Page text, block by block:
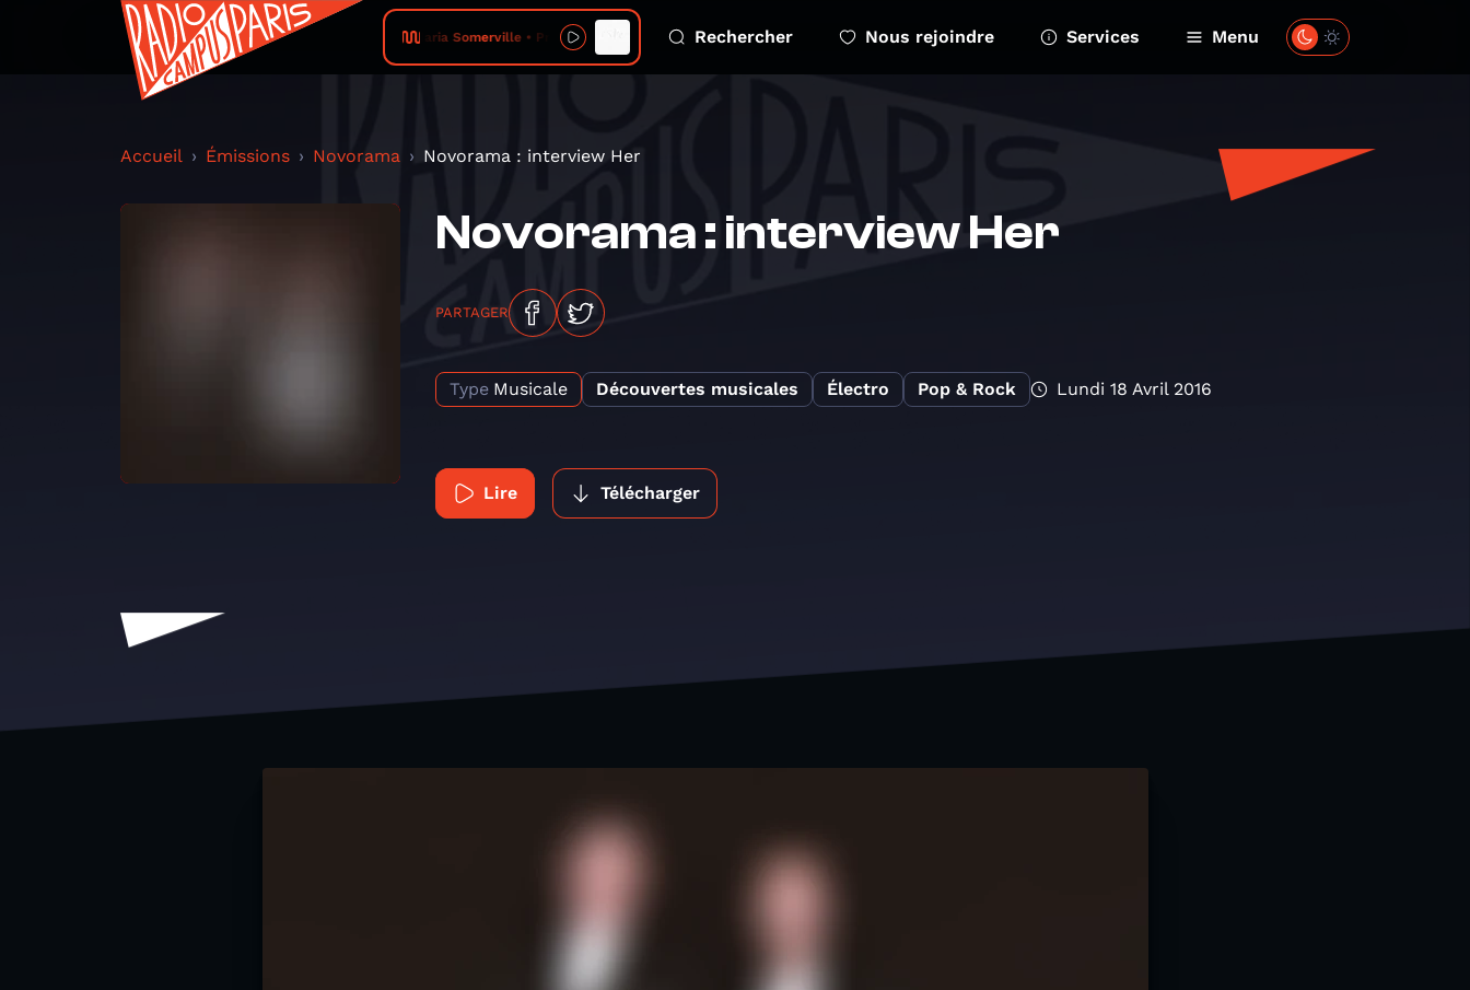
Maria Somerville • Projections Rechercher Nous rejoindre Services Menu
Accueil Émissions Novorama Novorama : interview Her
Novorama : interview Her
PARTAGER
Type Musicale Découvertes musicales Électro Pop & Rock Lundi 18 Avril 2016
Lire Télécharger